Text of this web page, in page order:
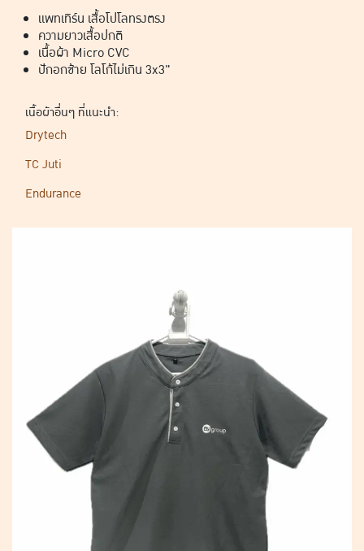
แพทเทิร์น เสื้อโปโลทรงตรง
ความยาวเสื้อปกติ
เนื้อผ้า Micro CVC
ปักอกซ้าย โลโก้ไม่เกิน 3x3"
เนื้อผ้าอื่นๆ ที่แนะนำ:
Drytech
TC Juti
Endurance